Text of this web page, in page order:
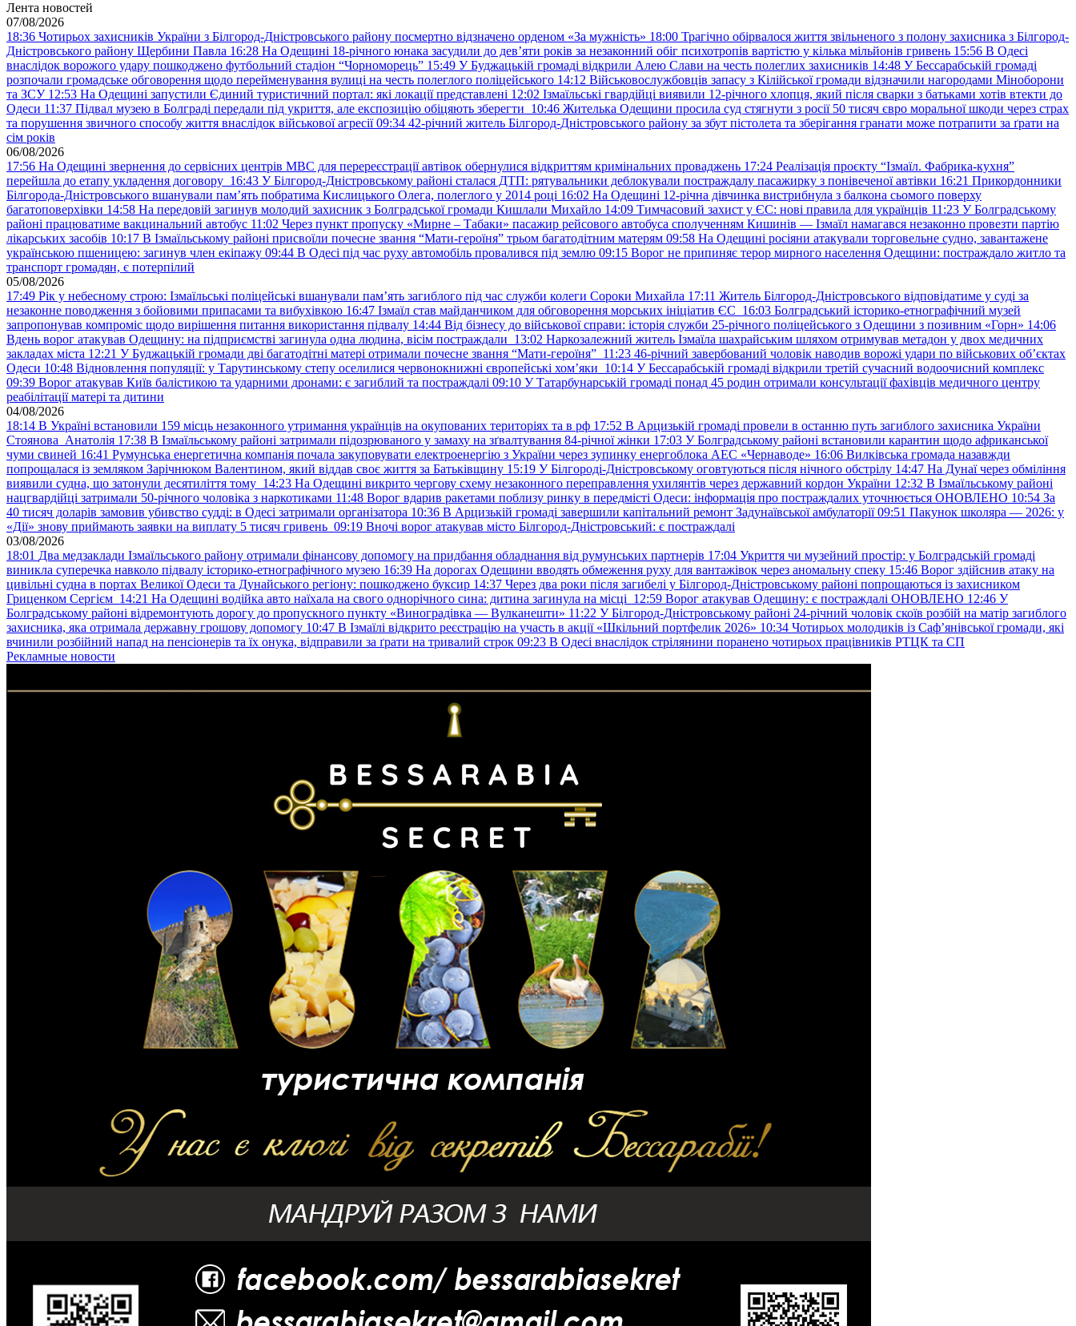
Лента новостей
07/08/2026
18:36 Чотирьох захисників України з Білгород-Дністровського району посмертно відзначено орденом «За мужність» 18:00 Трагічно обірвалося життя звільненого з полону захисника з Білгород-
Дністровського району Щербини Павла 16:28 На Одещині 18-річного юнака засудили до дев’яти років за незаконний обіг психотропів вартістю у кілька мільйонів гривень 15:56 В Одесі
внаслідок ворожого удару пошкоджено футбольний стадіон “Чорноморець” 15:49 У Буджацькій громаді відкрили Алею Слави на честь полеглих захисників 14:48 У Бессарабській громаді
розпочали громадське обговорення щодо перейменування вулиці на честь полеглого поліцейського 14:12 Військовослужбовців запасу з Кілійської громади відзначили нагородами Міноборони
та ЗСУ 12:53 На Одещині запустили Єдиний туристичний портал: які локації представлені 12:02 Ізмаїльські гвардійці виявили 12-річного хлопця, який після сварки з батьками хотів втекти до
Одеси 11:37 Підвал музею в Болграді передали під укриття, але експозицію обіцяють зберегти 10:46 Жителька Одещини просила суд стягнути з росії 50 тисяч євро моральної шкоди через страх
та порушення звичного способу життя внаслідок військової агресії 09:34 42-річний житель Білгород-Дністровського району за збут пістолета та зберігання гранати може потрапити за ґрати на
сім років
06/08/2026
17:56 На Одещині звернення до сервісних центрів МВС для перереєстрації автівок обернулися відкриттям кримінальних проваджень 17:24 Реалізація проєкту “Ізмаїл. Фабрика-кухня”
перейшла до етапу укладення договору 16:43 У Білгород-Дністровському районі сталася ДТП: рятувальники деблокували постраждалу пасажирку з понівеченої автівки 16:21 Прикордонники
Білгорода-Дністровського вшанували пам’ять побратима Кислицького Олега, полеглого у 2014 році 16:02 На Одещині 12-річна дівчинка вистрибнула з балкона сьомого поверху
багатоповерхівки 14:58 На передовій загинув молодий захисник з Болградської громади Кишлали Михайло 14:09 Тимчасовий захист у ЄС: нові правила для українців 11:23 У Болградському
районі працюватиме вакцинальний автобус 11:02 Через пункт пропуску «Мирне – Табаки» пасажир рейсового автобуса сполученням Кишинів — Ізмаїл намагався незаконно провезти партію
лікарських засобів 10:17 В Ізмаїльському районі присвоїли почесне звання “Мати-героїня” трьом багатодітним матерям 09:58 На Одещині росіяни атакували торговельне судно, завантажене
українською пшеницею: загинув член екіпажу 09:44 В Одесі під час руху автомобіль провалився під землю 09:15 Ворог не припиняє терор мирного населення Одещини: постраждало житло та
транспорт громадян, є потерпілий
05/08/2026
17:49 Рік у небесному строю: Ізмаїльські поліцейські вшанували пам’ять загиблого під час служби колеги Сороки Михайла 17:11 Житель Білгород-Дністровського відповідатиме у суді за
незаконне поводження з бойовими припасами та вибухівкою 16:47 Ізмаїл став майданчиком для обговорення морських ініціатив ЄС 16:03 Болградський історико-етнографічний музей
запропонував компроміс щодо вирішення питання використання підвалу 14:44 Від бізнесу до військової справи: історія служби 25-річного поліцейського з Одещини з позивним «Горн» 14:06
Вдень ворог атакував Одещину: на підприємстві загинула одна людина, вісім постраждали 13:02 Наркозалежний житель Ізмаїла шахрайським шляхом отримував метадон у двох медичних
закладах міста 12:21 У Буджацькій громади дві багатодітні матері отримали почесне звання “Мати-героїня” 11:23 46-річний завербований чоловік наводив ворожі удари по військових обʼєктах
Одеси 10:48 Відновлення популяції: у Тарутинському степу оселилися червонокнижні європейські хом’яки 10:14 У Бессарабській громаді відкрили третій сучасний водоочисний комплекс
09:39 Ворог атакував Київ балістикою та ударними дронами: є загиблий та постраждалі 09:10 У Татарбунарській громаді понад 45 родин отримали консультації фахівців медичного центру
реабілітації матері та дитини
04/08/2026
18:14 В Україні встановили 159 місць незаконного утримання українців на окупованих територіях та в рф 17:52 В Арцизькій громаді провели в останню путь загиблого захисника України
Стоянова Анатолія 17:38 В Ізмаїльському районі затримали підозрюваного у замаху на зґвалтування 84-річної жінки 17:03 У Болградському районі встановили карантин щодо африканської
чуми свиней 16:41 Румунська енергетична компанія почала закуповувати електроенергію з України через зупинку енергоблока АЕС «Чернаводе» 16:06 Вилківська громада назавжди
попрощалася із земляком Зарічнюком Валентином, який віддав своє життя за Батьківщину 15:19 У Білгороді-Дністровському оговтуються після нічного обстрілу 14:47 На Дунаї через обміління
виявили судна, що затонули десятиліття тому 14:23 На Одещині викрито чергову схему незаконного переправлення ухилянтів через державний кордон України 12:32 В Ізмаїльському районі
нацгвардійці затримали 50-річного чоловіка з наркотиками 11:48 Ворог вдарив ракетами поблизу ринку в передмісті Одеси: інформація про постраждалих уточнюється ОНОВЛЕНО 10:54 За
40 тисяч доларів замовив убивство судді: в Одесі затримали організатора 10:36 В Арцизькій громаді завершили капітальний ремонт Задунаївської амбулаторії 09:51 Пакунок школяра — 2026: у
«Дії» знову приймають заявки на виплату 5 тисяч гривень 09:19 Вночі ворог атакував місто Білгород-Дністровський: є постраждалі
03/08/2026
18:01 Два медзаклади Ізмаїльського району отримали фінансову допомогу на придбання обладнання від румунських партнерів 17:04 Укриття чи музейний простір: у Болградській громаді
виникла суперечка навколо підвалу історико-етнографічного музею 16:39 На дорогах Одещини вводять обмеження руху для вантажівок через аномальну спеку 15:46 Ворог здійснив атаку на
цивільні судна в портах Великої Одеси та Дунайського регіону: пошкоджено буксир 14:37 Через два роки після загибелі у Білгород-Дністровському районі попрощаються із захисником
Гриценком Сергієм 14:21 На Одещині водійка авто наїхала на свого однорічного сина: дитина загинула на місці 12:59 Ворог атакував Одещину: є постраждалі ОНОВЛЕНО 12:46 У
Болградському районі відремонтують дорогу до пропускного пункту «Виноградівка — Вулканешти» 11:22 У Білгород-Дністровському районі 24-річний чоловік скоїв розбій на матір загиблого
захисника, яка отримала державну грошову допомогу 10:47 В Ізмаїлі відкрито реєстрацію на участь в акції «Шкільний портфелик 2026» 10:34 Чотирьох молодиків із Саф’янівської громади, які
вчинили розбійний напад на пенсіонерів та їх онука, відправили за ґрати на тривалий строк 09:23 В Одесі внаслідок стрілянини поранено чотирьох працівників РТЦК та СП
Рекламные новости